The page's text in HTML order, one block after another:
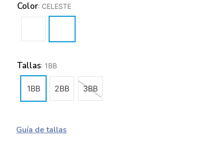
Tallas: 1BB
1BB 2BB 3BB
Color: CELESTE
Guía de tallas